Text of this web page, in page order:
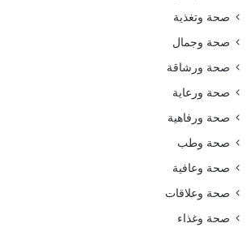
صحة وتغذية
صحة وجمال
صحة ورشاقة
صحة ورعاية
صحة ورفاهية
صحة وطب
صحة وعافية
صحة وعلاقات
صحة وغذاء